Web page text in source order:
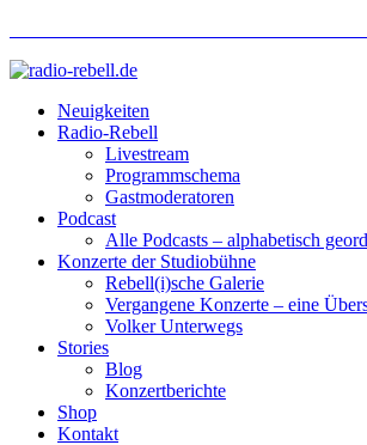
Neuigkeiten
Radio-Rebell
Livestream
Programmschema
Gastmoderatoren
Podcast
Alle Podcasts – alphabetisch
Konzerte der Studiobühne
Rebell(i)sche Galerie
Vergangene Konzerte – eine
Volker Unterwegs
Stories
Blog
Konzertberichte
Shop
Kontakt